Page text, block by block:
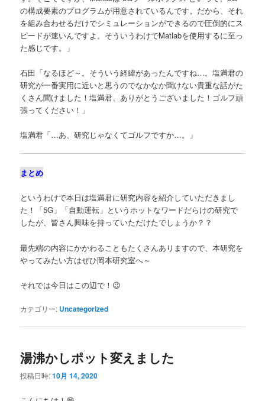
の構成要素のプログラムが用意されているんです。だから、それ
を組み合わせるだけでシミュレーションができるので圧倒的にス
ピードが速いんですよ。そういうわけでMatlabを使用するに至っ
た感じです。」
石田「なるほど～。そういう経緯があったんですね…。塩満君の
研究が一番実用に近いと思うのでなかなか聞けない貴重な話がた
くさん聞けました！塩満君、ありがとうございました！ゴルフ頑
張ってください！」
塩満君「…あ、研究じゃなくてゴルフですか…。」
まとめ
というわけで本日は塩満君に研究内容を紹介していただきまし
た！「5G」「自動運転」というホットなワードだらけの研究で
したが、皆さん興味を持っていただけたでしょうか？？
最先端の内容にかかわることもたくさんありますので、本研究を
やってみたい方はぜひ岡本研究室へ～
それでは今日はこの辺で！😉
カテゴリー: Uncategorized
湯沸かしポット変えました
投稿日時:10月 14, 2020